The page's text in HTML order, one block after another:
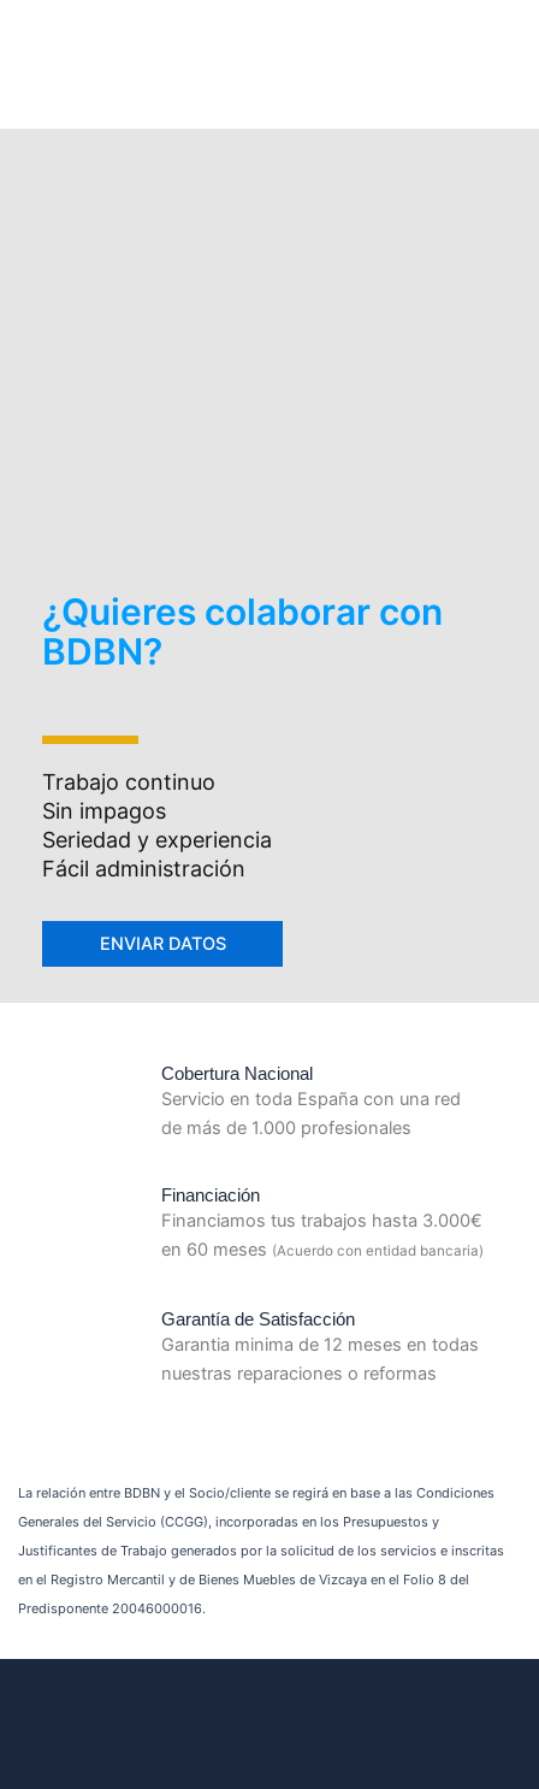
¿Quieres colaborar con
BDBN?
Trabajo continuo
Sin impagos
Seriedad y experiencia
Fácil administración
Cobertura Nacional
Servicio en toda España con una red
de más de 1.000 profesionales
Financiación
Financiamos tus trabajos hasta 3.000€
en 60 meses (Acuerdo con entidad bancaria)
Garantía de Satisfacción
Garantia minima de 12 meses en todas
nuestras reparaciones o reformas
La relación entre BDBN y el Socio/cliente se regirá en base a las Condiciones
Generales del Servicio (CCGG), incorporadas en los Presupuestos y
Justificantes de Trabajo generados por la solicitud de los servicios e inscritas
en el Registro Mercantil y de Bienes Muebles de Vizcaya en el Folio 8 del
Predisponente 20046000016.